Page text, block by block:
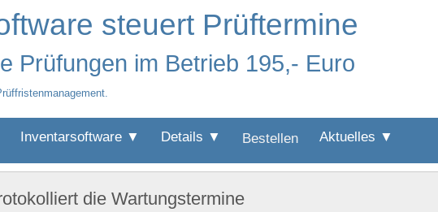
steuert Prüftermine
Prüfungen im Betrieb 195,- Euro
Inventarsoftware ▼ Details ▼ Bestellen Aktuelles ▼
die Wartungstermine